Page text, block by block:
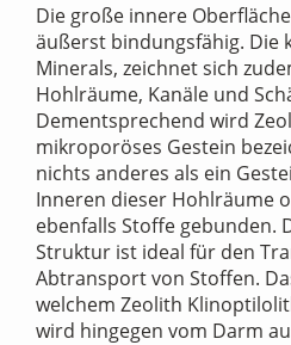
Die große innere
äußerst bindungsfähig. Die
Minerals, zeichnet sich
Hohlräume, Kanäle und
Dementsprechend wird
mikroporöses Gestein
nichts anderes als ein
Inneren dieser Hohlräume
ebenfalls Stoffe gebunden.
Struktur ist ideal für den
Abtransport von Stoffen.
welchem Zeolith
wird hingegen vom Darm